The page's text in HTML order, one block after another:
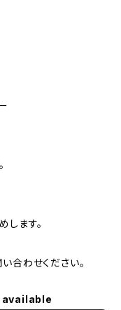
ます。
合わせください。